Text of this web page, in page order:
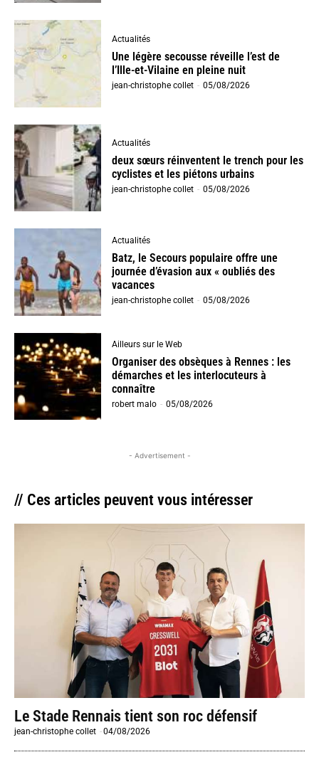
Actualités
Une légère secousse réveille l’est de
l’Ille-et-Vilaine en pleine nuit
jean-christophe collet - 05/08/2026
Actualités
deux sœurs réinventent le trench pour les
cyclistes et les piétons urbains
jean-christophe collet - 05/08/2026
Actualités
Batz, le Secours populaire offre une
journée d’évasion aux « oubliés des
vacances
jean-christophe collet - 05/08/2026
Ailleurs sur le Web
Organiser des obsèques à Rennes : les
démarches et les interlocuteurs à
connaître
robert malo - 05/08/2026
- Advertisement -
// Ces articles peuvent vous intéresser
Le Stade Rennais tient son roc défensif
jean-christophe collet -04/08/2026